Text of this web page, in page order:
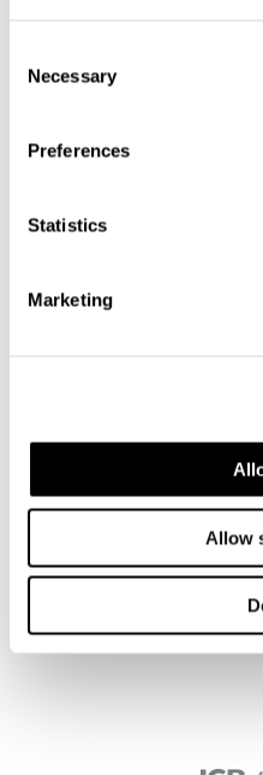
Selection
Necessary
Preferences
Statistics
Marketing
Allow
Ochrona danych osobowych
office@icbpharma.com
ul. Stanisława Lema 10